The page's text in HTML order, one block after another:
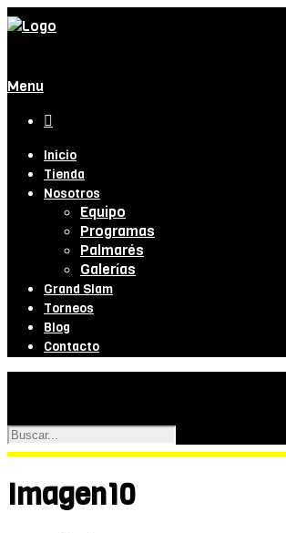
Menu

Inicio
Tienda
Nosotros
Equipo
Programas
Palmarés
Galerías
Grand Slam
Torneos
Blog
Contacto
Imagen10